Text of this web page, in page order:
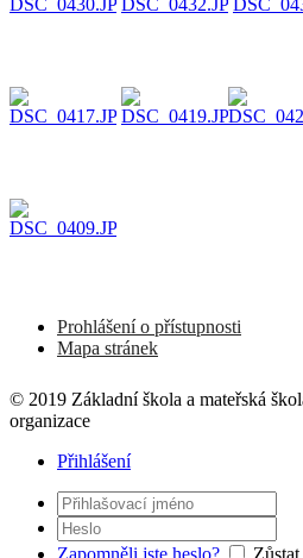
Prohlášení o přístupnosti
Mapa stránek
© 2019 Základní škola a mateřská
organizace
Přihlášení